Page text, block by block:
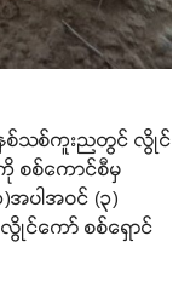
နှစ်သစ်ကူးညတွင် လွိုင်
စစ်ကောင်စီမှ
အပါအဝင် (၃)
လွိုင်ကော် စစ်ရှောင်